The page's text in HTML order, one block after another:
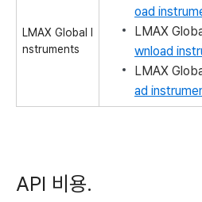
LMAX Global I
nstruments
oad
LMAX
wnload
LMAX
ad
API 비용.